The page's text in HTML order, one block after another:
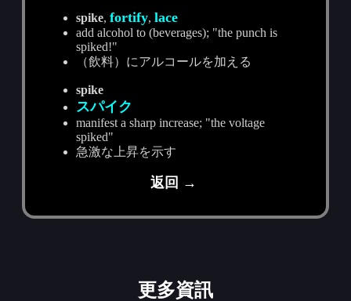
spike,fortify,lace
add alcohol to (beverages); "the punch is
spiked!"
（飲料）にアルコールを加える
spike
スパイク
manifest a sharp increase; "the voltage
spiked"
急激な上昇を示す
返回 →
更多資訊